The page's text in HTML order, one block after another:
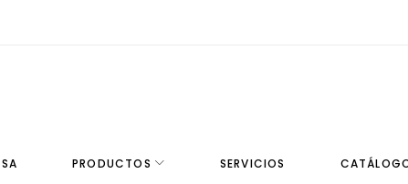
PRODUCTOS SERVICIOS